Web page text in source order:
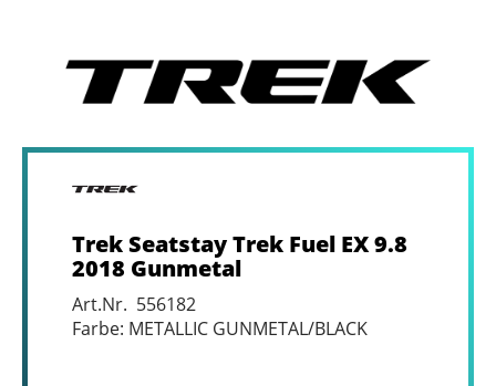
Trek Seatstay Trek Fuel EX 9.8
2018 Gunmetal
Art.Nr. 556182
Farbe: METALLIC GUNMETAL/BLACK